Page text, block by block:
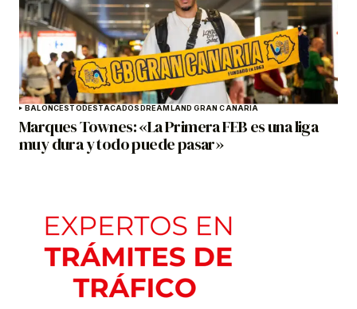
BALONCESTODESTACADOSDREAMLAND GRAN CANARIA
Marques Townes: «La Primera FEB es una liga
muy dura y todo puede pasar»